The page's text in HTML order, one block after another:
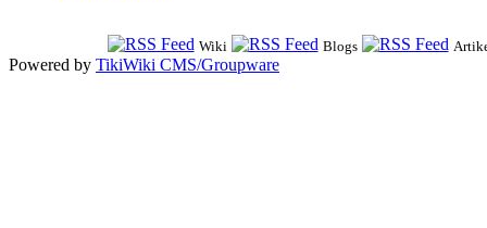
Wiki Blogs
Powered by TikiWiki CMS/Groupware